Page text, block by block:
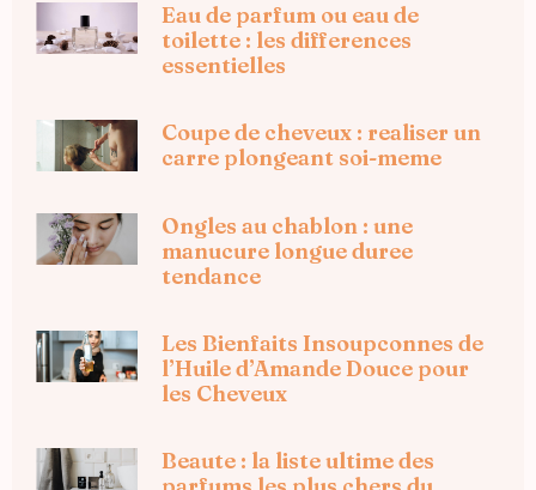
Eau de parfum ou eau de
toilette : les differences
essentielles
Coupe de cheveux : realiser un
carre plongeant soi-meme
Ongles au chablon : une
manucure longue duree
tendance
Les Bienfaits Insoupconnes de
l’Huile d’Amande Douce pour
les Cheveux
Beaute : la liste ultime des